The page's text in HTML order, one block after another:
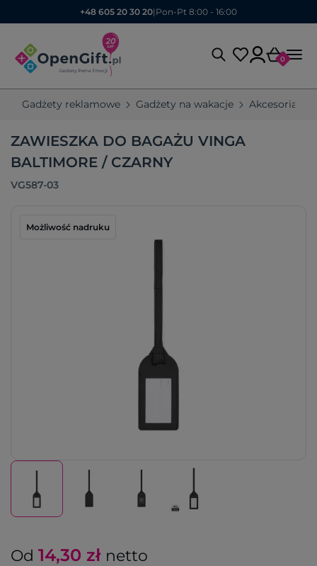
+48 605 20 30 20| Pon-Pt 8:00 - 16:00
0
Gadżety reklamowe Gadżety na wakacje Akcesoria
ZAWIESZKA DO BAGAŻU VINGA
BALTIMORE / CZARNY
VG587-03
Możliwość nadruku
Od 14,30 zł netto